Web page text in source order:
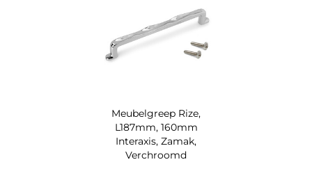
Meubelgreep Rize,
L187mm, 160mm
Interaxis, Zamak,
Verchroomd